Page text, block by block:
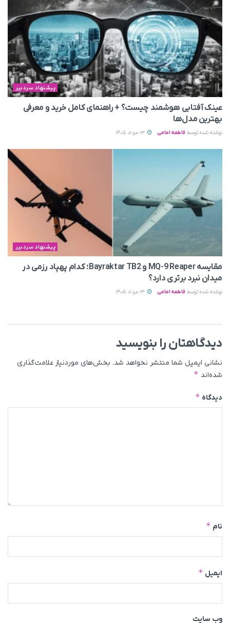
پیشنهاد سردبیر
عینک آفتابی هوشمند چیست؟ + راهنمای کامل خرید و معرفی
بهترین مدل‌ها
نوشته شده توسط فاطمه امامی
پیشنهاد سردبیر
مقایسه MQ-9 Reaper و Bayraktar TB2؛ کدام پهپاد رزمی در
میدان نبرد برتری دارد؟
نوشته شده توسط فاطمه امامی
دیدگاهتان را بنویسید
نشانی ایمیل شما منتشر نخواهد شد. بخش‌های موردنیاز علامت‌گذاری
شده‌اند *
دیدگاه *
نام *
ایمیل *
وب‌ سایت